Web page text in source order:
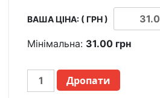
ВАША ЦІНА: ( ГРН )
Мінімальна: 31.00 грн
5М
САМЫЙ
Дропати